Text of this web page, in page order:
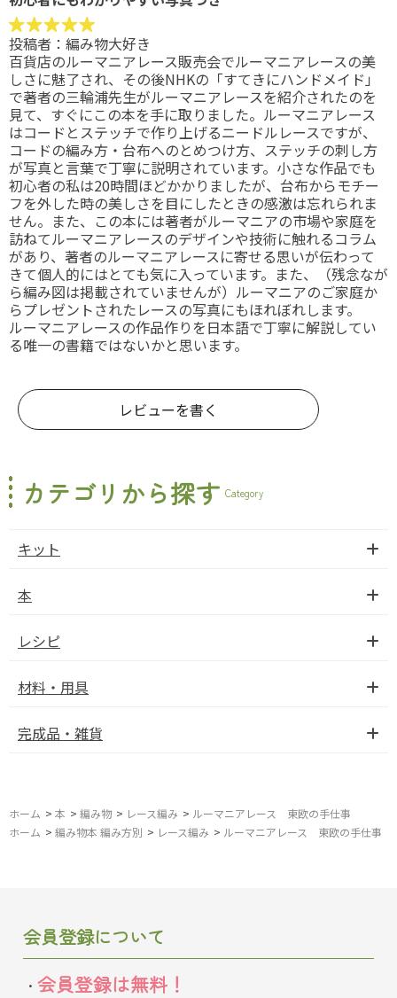
投稿者： 編み物大好き
百貨店のルーマニアレース販売会でルーマニアレースの美
しさに魅了され、その後NHKの「すてきにハンドメイド」
で著者の三輪浦先生がルーマニアレースを紹介されたのを
見て、すぐにこの本を手に取りました。ルーマニアレース
はコードとステッチで作り上げるニードルレースですが、
コードの編み方・台布へのとめつけ方、ステッチの刺し方
が写真と言葉で丁寧に説明されています。小さな作品でも
初心者の私は20時間ほどかかりましたが、台布からモチー
フを外した時の美しさを目にしたときの感激は忘れられま
せん。また、この本には著者がルーマニアの市場や家庭を
訪ねてルーマニアレースのデザインや技術に触れるコラム
があり、著者のルーマニアレースに寄せる思いが伝わって
きて個人的にはとても気に入っています。また、（残念なが
ら編み図は掲載されていませんが）ルーマニアのご家庭か
らプレゼントされたレースの写真にもほれぼれします。
ルーマニアレースの作品作りを日本語で丁寧に解説してい
る唯一の書籍ではないかと思います。
レビューを書く
カテゴリから探す Category
キット
本
レシピ
材料・用具
完成品・雑貨
ホーム > 本 > 編み物 > レース編み > ルーマニアレース 東欧の手仕事
ホーム > 編み物本 編み方別 > レース編み > ルーマニアレース 東欧の手仕事
会員登録について
会員登録は無料！